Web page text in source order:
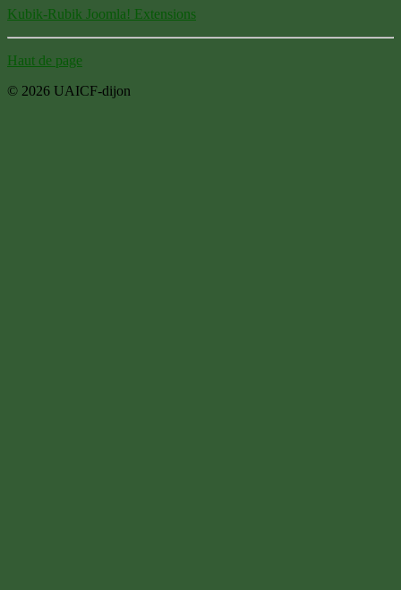
Kubik-Rubik Joomla! Extensions
Haut de page
© 2026 UAICF-dijon